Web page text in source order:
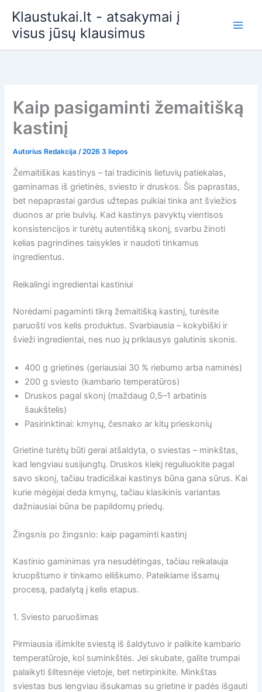
prie
turinio
Klaustukai.lt - atsakymai į
visus jūsų klausimus
Kaip pasigaminti žemaitišką
kastinį
Autorius Redakcija/2026 3 liepos
Žemaitiškas kastinys – tai tradicinis lietuvių patiekalas,
gaminamas iš grietinės, sviesto ir druskos. Šis paprastas,
bet nepaprastai gardus užtepas puikiai tinka ant šviežios
duonos ar prie bulvių. Kad kastinys pavyktų vientisos
konsistencijos ir turėtų autentišką skonį, svarbu žinoti
kelias pagrindines taisykles ir naudoti tinkamus
ingredientus.
Reikalingi ingredientai kastiniui
Norėdami pagaminti tikrą žemaitišką kastinį, turėsite
paruošti vos kelis produktus. Svarbiausia – kokybiški ir
švieži ingredientai, nes nuo jų priklausys galutinis skonis.
400 g grietinės (geriausiai 30 % riebumo arba naminės)
200 g sviesto (kambario temperatūros)
Druskos pagal skonį (maždaug 0,5–1 arbatinis
šaukštelis)
Pasirinktinai: kmynų, česnako ar kitų prieskonių
Grietinė turėtų būti gerai atšaldyta, o sviestas – minkštas,
kad lengviau susijungtų. Druskos kiekį reguliuokite pagal
savo skonį, tačiau tradiciškai kastinys būna gana sūrus. Kai
kurie mėgėjai deda kmynų, tačiau klasikinis variantas
dažniausiai būna be papildomų priedų.
Žingsnis po žingsnio: kaip pagaminti kastinį
Kastinio gaminimas yra nesudėtingas, tačiau reikalauja
kruopštumo ir tinkamo eiliškumo. Pateikiame išsamų
procesą, padalytą į kelis etapus.
1. Sviesto paruošimas
Pirmiausia išimkite sviestą iš šaldytuvo ir palikite kambario
temperatūroje, kol suminkštės. Jei skubate, galite trumpai
palaikyti šiltesnėje vietoje, bet netirpinkite. Minkštas
sviestas bus lengviau išsukamas su grietine ir padės išgauti